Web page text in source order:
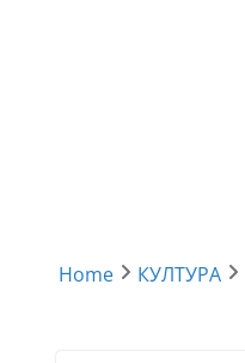
Home КУЛТУРА